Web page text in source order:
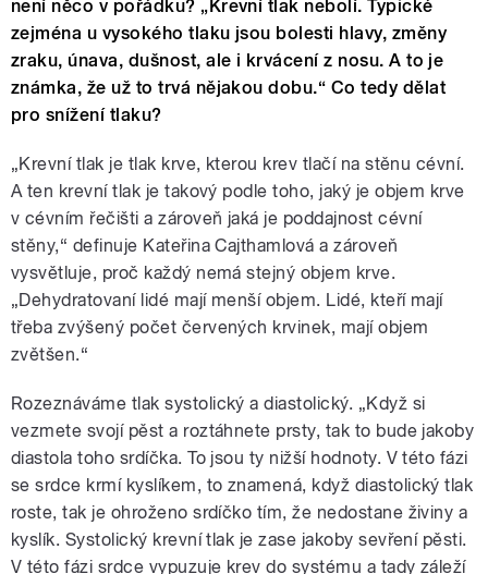
není něco v pořádku? „Krevní tlak nebolí. Typické
zejména u vysokého tlaku jsou bolesti hlavy, změny
zraku, únava, dušnost, ale i krvácení z nosu. A to je
známka, že už to trvá nějakou dobu.“ Co tedy dělat
pro snížení tlaku?
„Krevní tlak je tlak krve, kterou krev tlačí na stěnu cévní.
A ten krevní tlak je takový podle toho, jaký je objem krve
v cévním řečišti a zároveň jaká je poddajnost cévní
stěny,“ definuje Kateřina Cajthamlová a zároveň
vysvětluje, proč každý nemá stejný objem krve.
„Dehydratovaní lidé mají menší objem. Lidé, kteří mají
třeba zvýšený počet červených krvinek, mají objem
zvětšen.“
Rozeznáváme tlak systolický a diastolický. „Když si
vezmete svojí pěst a roztáhnete prsty, tak to bude jakoby
diastola toho srdíčka. To jsou ty nižší hodnoty. V této fázi
se srdce krmí kyslíkem, to znamená, když diastolický tlak
roste, tak je ohroženo srdíčko tím, že nedostane živiny a
kyslík. Systolický krevní tlak je zase jakoby sevření pěsti.
V této fázi srdce vypuzuje krev do systému a tady záleží